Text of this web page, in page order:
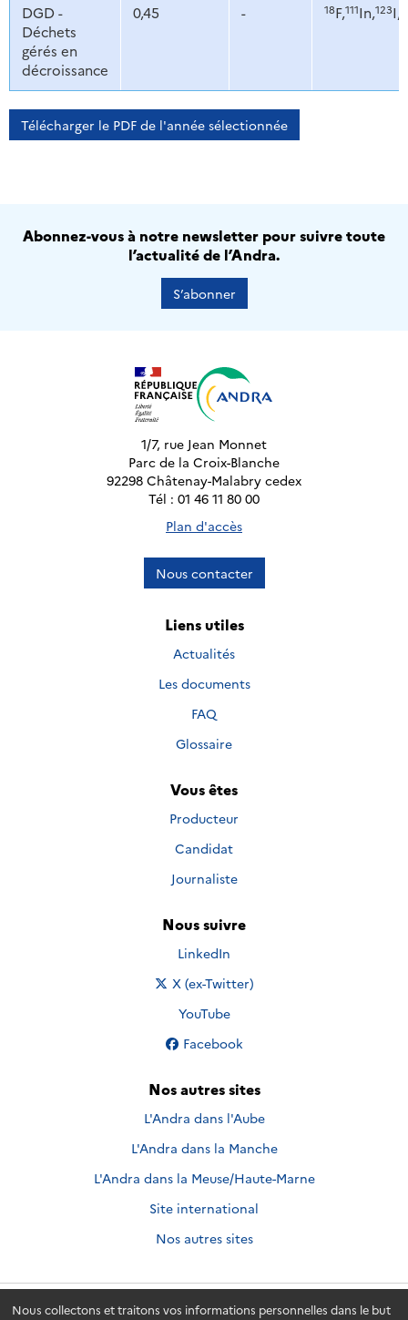
Nous collectons et traitons vos informations personnelles dans le but
DGD -
Déchets
gérés en
décroissance
0,45 - 18F,111In,123I,
Télécharger le PDF de l'année sélectionnée
Abonnez-vous à notre newsletter pour suivre toute
l’actualité de l’Andra.
S’abonner
1/7, rue Jean Monnet
Parc de la Croix-Blanche
92298 Châtenay-Malabry cedex
Tél : 01 46 11 80 00
Plan d'accès
Nous contacter
Liens utiles
Actualités
Les documents
FAQ
Glossaire
Vous êtes
Producteur
Candidat
Journaliste
Nous suivre
Nous suivre sur
LinkedIn
Nous suivre sur
X (ex-Twitter)
Nous suivre sur
YouTube
Nous suivre sur
Facebook
Nos autres sites
L'Andra dans l'Aube
L'Andra dans la Manche
L'Andra dans la Meuse/Haute-Marne
Site international
Nos autres sites
Andra.fr © 2026 - Andra. Tous droits réservés.